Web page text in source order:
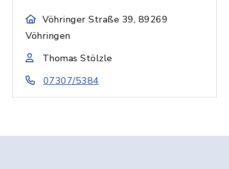
Vöhringer Straße 39, 89269
Vöhringen
Thomas Stölzle
07307/5384